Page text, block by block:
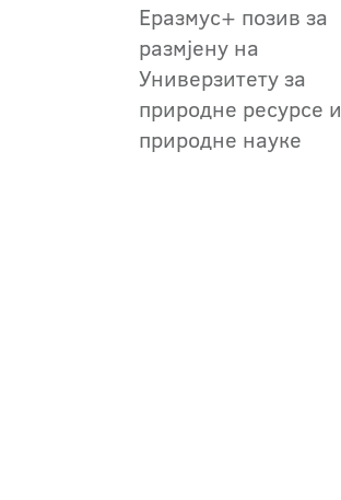
Еразмус+ позив за
размјену на
Универзитету за
природне ресурсе и
природне науке